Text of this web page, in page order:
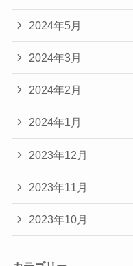
2024年5月
2024年3月
2024年2月
2024年1月
2023年12月
2023年11月
2023年10月